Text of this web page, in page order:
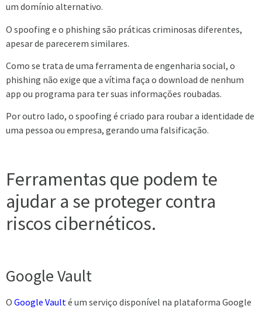
um domínio alternativo.
O spoofing e o phishing são práticas criminosas diferentes,
apesar de parecerem similares.
Como se trata de uma ferramenta de engenharia social, o
phishing não exige que a vítima faça o download de nenhum
app ou programa para ter suas informações roubadas.
Por outro lado, o spoofing é criado para roubar a identidade de
uma pessoa ou empresa, gerando uma falsificação.
Ferramentas que podem te
ajudar a se proteger contra
riscos cibernéticos.
Google Vault
O Google Vaulté um serviço disponível na plataforma Google